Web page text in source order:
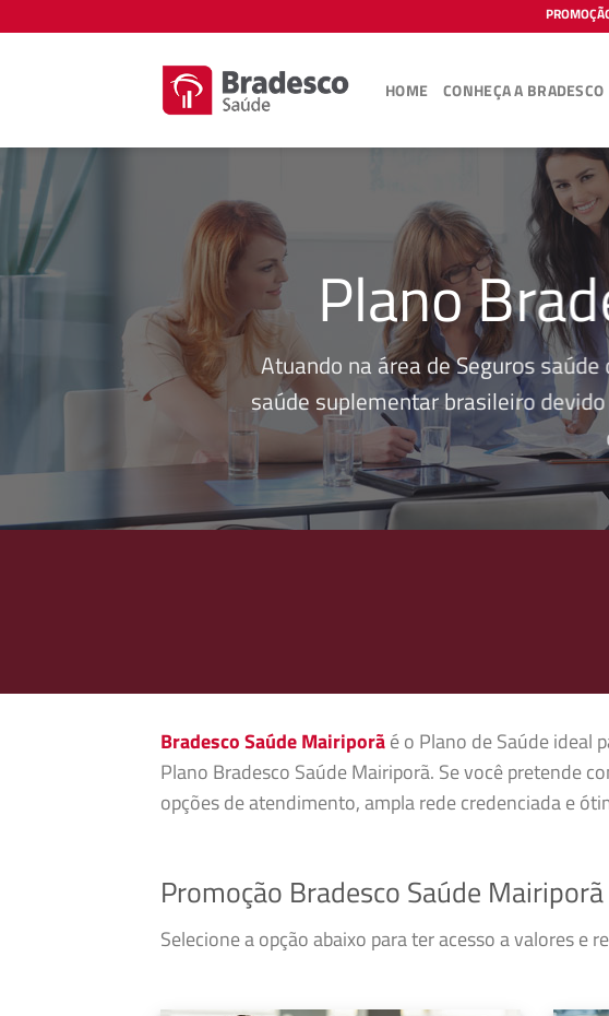
to
HOME CONHEÇA A BRADESCO
Plano
Atuando na área de Seguros
saúde suplementar brasileiro
Bradesco Saúde Mairiporãé o Plano de Saúde ideal
Plano Bradesco Saúde Mairiporã. Se você pretende
opções de atendimento, ampla rede credenciada e
Promoção Bradesco Saúde Mairiporã
Selecione a opção abaixo para ter acesso a valores e